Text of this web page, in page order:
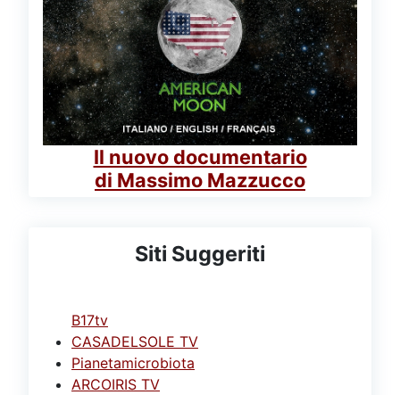
Il nuovo documentario
di Massimo Mazzucco
Siti Suggeriti
B17tv
CASADELSOLE TV
Pianetamicrobiota
ARCOIRIS TV